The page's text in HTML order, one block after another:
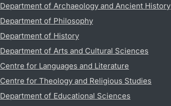
Department of Archaeology and Ancient History
Department of Philosophy
Department of History
Department of Arts and Cultural Sciences
Centre for Languages and Literature
Centre for Theology and Religious Studies
Department of Educational Sciences